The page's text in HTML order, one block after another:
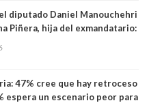
diputado Daniel Manouchehri
Piñera, hija del exmandatario:
47% cree que hay retroceso
espera un escenario peor para